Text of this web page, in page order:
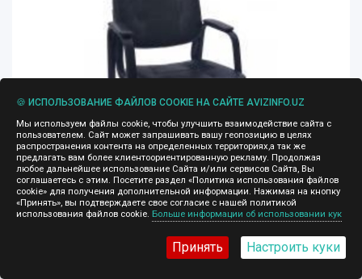
Кресло Крон от AZIZ METAL BIZNES
19.11.2015, 12:52
🍪 ИСПОЛЬЗОВАНИЕ ФАЙЛОВ COOKIE НА САЙТЕ AVIZINFO.UZ
Мы используем файлы cookie, чтобы улучшить взаимодействие сайта с
пользователем. Сайт может запрашивать вашу геопозицию в целях
распространения контента на определенных территориях,а так же
предлагать вам более клиентоориентированную рекламу. Продолжая
любое дальнейшее использование Сайта и/или сервисов Сайта, Вы
соглашаетесь с этим. Посетите раздел «Политика использования файлов
cookie» для получения дополнительной информации. Нажимая на кнопку
«Принять», вы подтверждаете свое согласие с нашей политикой
использования файлов cookie. Больше информации об использовании кук
Принять Настроить куки